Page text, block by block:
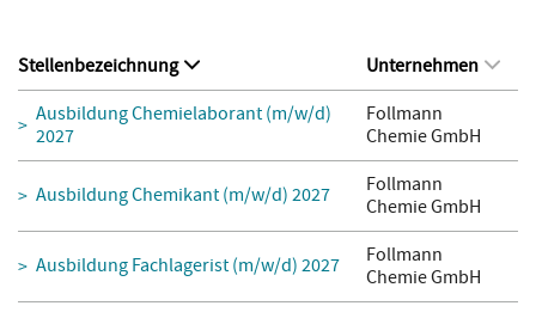
Stellenbezeichnung
Unternehmen
Ausbildung Chemielaborant (m/w/d)
2027
Follmann
Chemie GmbH
Ausbildung Chemikant (m/w/d) 2027
Follmann
Chemie GmbH
Ausbildung Fachlagerist (m/w/d) 2027
Follmann
Chemie GmbH